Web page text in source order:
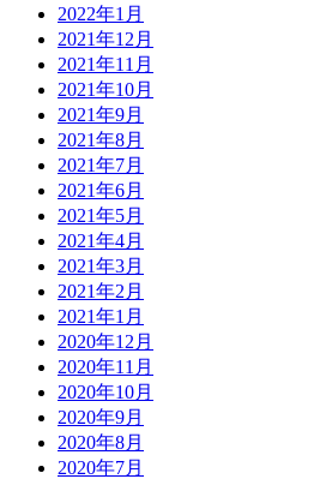
2022年1月
2021年12月
2021年11月
2021年10月
2021年9月
2021年8月
2021年7月
2021年6月
2021年5月
2021年4月
2021年3月
2021年2月
2021年1月
2020年12月
2020年11月
2020年10月
2020年9月
2020年8月
2020年7月